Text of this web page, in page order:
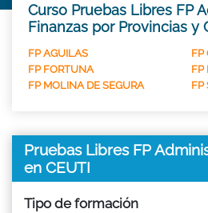
Curso Pruebas Libres FP
Finanzas por Provincias y
FP AGUILAS
FP
FP FORTUNA
FP
FP MOLINA DE SEGURA
FP
Pruebas Libres FP
en CEUTI
Tipo de formación